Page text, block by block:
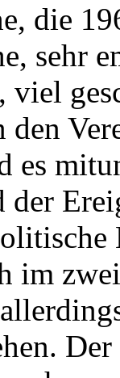
die
sehr
viel
den
es
im